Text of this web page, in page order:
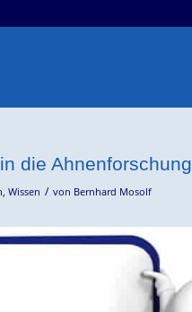
die Ahnenforschung
, Wissen / von Bernhard Mosolf